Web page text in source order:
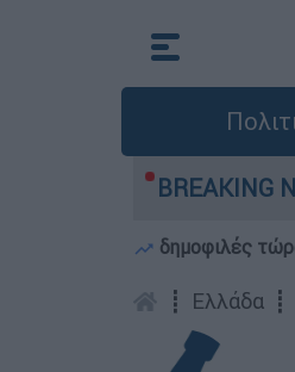
BREAKING
Ολους 2026-2027: Τα
δημοφιλές
┋ Ελλάδα ┋